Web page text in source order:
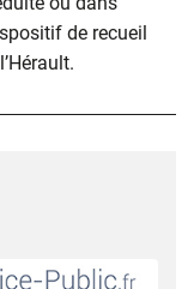
de recueil